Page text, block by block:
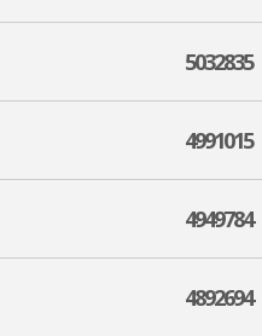
5032835
4991015
4949784
4892694